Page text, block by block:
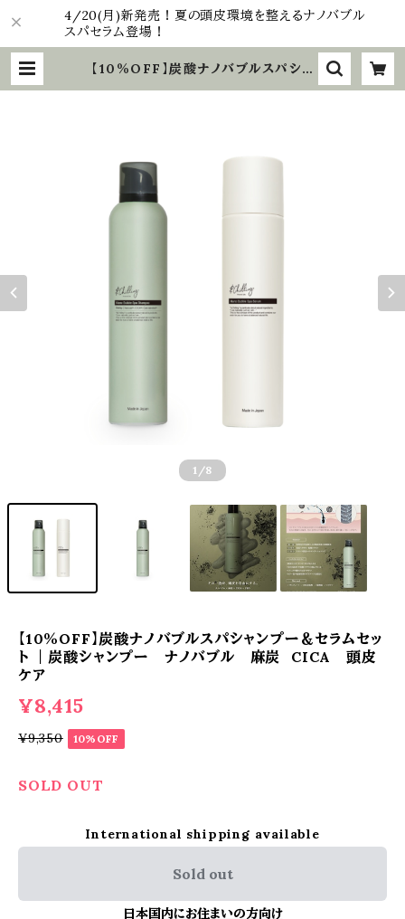
4/20(月)新発売！夏の頭皮環境を整えるナノバブル
スパセラム登場！
【10％OFF】炭酸ナノバブルスパシャ
1 /8
【10％OFF】炭酸ナノバブルスパシャンプー＆セラムセッ
ト ｜炭酸シャンプー ナノバブル 麻炭 CICA 頭皮
ケア
¥8,415
¥9,350 10%OFF
SOLD OUT
International shipping available
Sold out
日本国内にお住まいの方向け